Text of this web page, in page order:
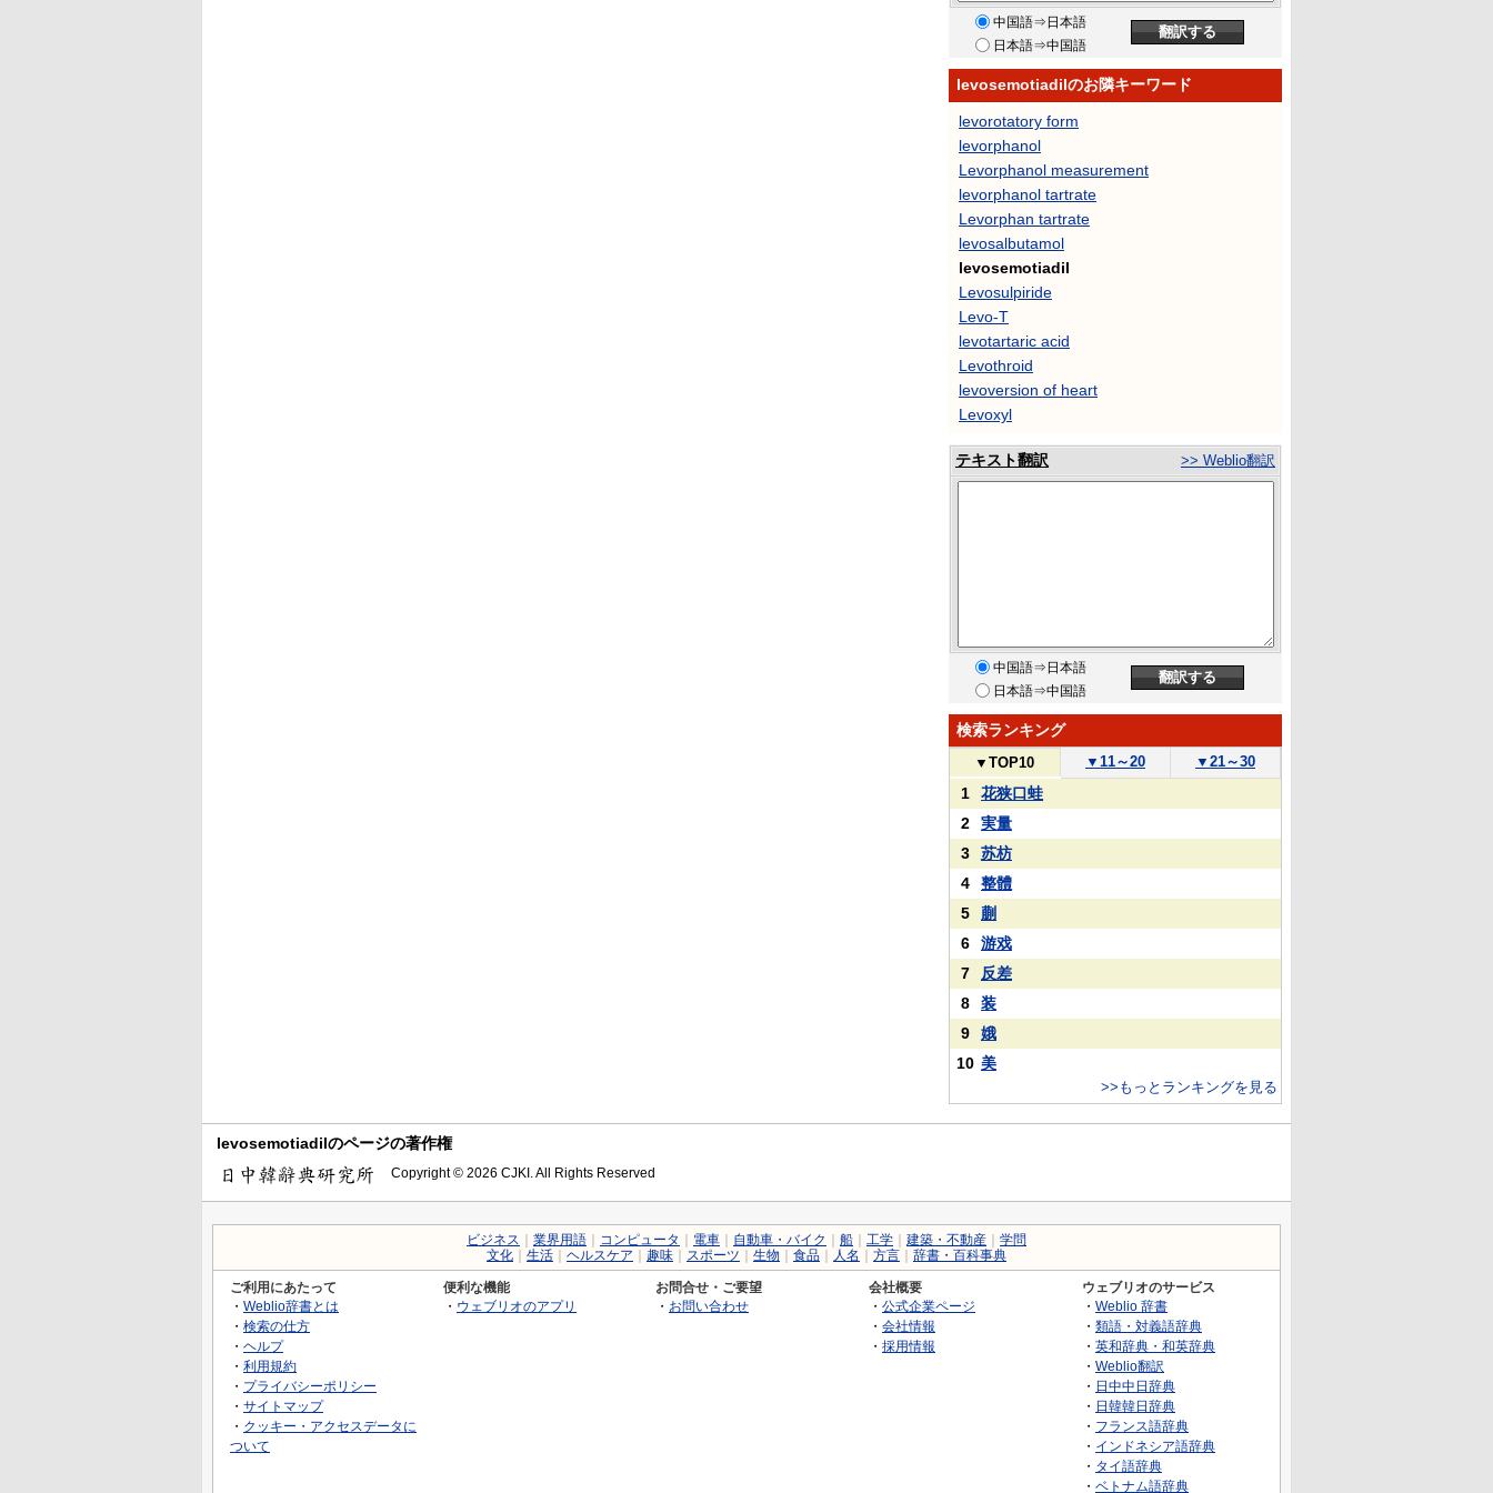
中国語⇒日本語
日本語⇒中国語
levosemotiadilのお隣キーワード
levorotatory form
levorphanol
Levorphanol measurement
levorphanol tartrate
Levorphan tartrate
levosalbutamol
levosemotiadil
Levosulpiride
Levo-T
levotartaric acid
Levothroid
levoversion of heart
Levoxyl
テキスト翻訳 >> Weblio翻訳
中国語⇒日本語
日本語⇒中国語
検索ランキング
▼ TOP10 ▼ 11～20 ▼ 21～30
1
花狭口蛙
2
実量
3
苏枋
4
整體
5
蒯
6
游戏
7
反差
8
装
9
娥
10 美
>>もっとランキングを見る
levosemotiadilのページの著作権
Copyright © 2026 CJKI. All Rights Reserved
ビジネス 業界用語 コンピュータ 電車 自動車・バイク 船 工学 建築・不動産
学問
文化
生活 ヘルスケア 趣味 スポーツ 生物 食品 人名 方言 辞書・百科事典
ご利用にあたって
・ Weblio辞書とは
・ 検索の仕方
・ ヘルプ
・ 利用規約
・ プライバシーポリシー
・ サイトマップ
・ クッキー・アクセスデータに
ついて
便利な機能
・ ウェブリオのアプリ
お問合せ・ご要望
・ お問い合わせ
会社概要
・ 公式企業ページ
・ 会社情報
・ 採用情報
ウェブリオのサービス
・ Weblio 辞書
・ 類語・対義語辞典
・ 英和辞典・和英辞典
・ Weblio翻訳
・ 日中中日辞典
・ 日韓韓日辞典
・ フランス語辞典
・ インドネシア語辞典
・ タイ語辞典
・ ベトナム語辞典